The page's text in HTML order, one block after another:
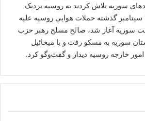
سوریه تلاش کردند به روسیه نزدیک
شوند. پس از آن‌که ۳۰ سپتامبر گذشته حملات هوایی روسیه علیه
سوریه آغاز شد، صالح مسلح رهبر حزب
سوریه به مسکو رفت و با میخائیل
خارجه روسیه دیدار و گفت‌وگو کرد.